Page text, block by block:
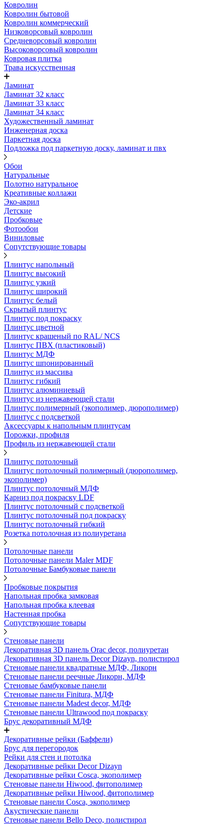
Ковролин
Ковролин бытовой
Ковролин коммерческий
Низковорсовый ковролин
Средневорсовый ковролин
Высоковорсовый ковролин
Ковровая плитка
Трава искусственная
Ламинат
Ламинат 32 класс
Ламинат 33 класс
Ламинат 34 класс
Художественный ламинат
Инженерная доска
Паркетная доска
Подложка под паркетную доску, ламинат и пвх
Обои
Натуральные
Полотно натуральное
Креативные коллажи
Эко-акрил
Детские
Пробковые
Фотообои
Виниловые
Сопутствующие товары
Плинтус напольный
Плинтус высокий
Плинтус узкий
Плинтус широкий
Плинтус белый
Скрытый плинтус
Плинтус под покраску
Плинтус цветной
Плинтус крашеный по RAL/ NCS
Плинтус ПВХ (пластиковый)
Плинтус МДФ
Плинтус шпонированный
Плинтус из массива
Плинтус гибкий
Плинтус алюминиевый
Плинтус из нержавеющей стали
Плинтус полимерный (экополимер, дюрополимер)
Плинтус с подсветкой
Аксессуары к напольным плинтусам
Порожки, профиля
Профиль из нержавеющей стали
Плинтус потолочный
Плинтус потолочный полимерный (дюрополимер,
экополимер)
Плинтус потолочный МДФ
Карниз под покраску LDF
Плинтус потолочный с подсветкой
Плинтус потолочный под покраску
Плинтус потолочный гибкий
Розетка потолочная из полиуретана
Потолочные панели
Потолочные панели Maler MDF
Потолочные Бамбуковые панели
Пробковые покрытия
Напольная пробка замковая
Напольная пробка клеевая
Настенная пробка
Сопутствующие товары
Стеновые панели
Декоративная 3D панель Orac decor, полиуретан
Декоративная 3D панель Decor Dizayn, полистирол
Стеновые панели квадратные МДФ, Ликорн
Стеновые панели реечные Ликорн, МДФ
Стеновые бамбуковые панели
Стеновые панели Finitura, МДФ
Стеновые панели Madest decor, МДФ
Стеновые панели Ultrawood под покраску
Брус декоративный МДФ
Декоративные рейки (Баффели)
Брус для перегородок
Рейки для стен и потолка
Декоративные рейки Decor Dizayn
Декоративные рейки Cosca, экополимер
Стеновые панели Hiwood, фитополимер
Декоративные рейки Hiwood, фитополимер
Стеновые панели Cosca, экополимер
Акустические панели
Стеновые панели Bello Deco, полистирол